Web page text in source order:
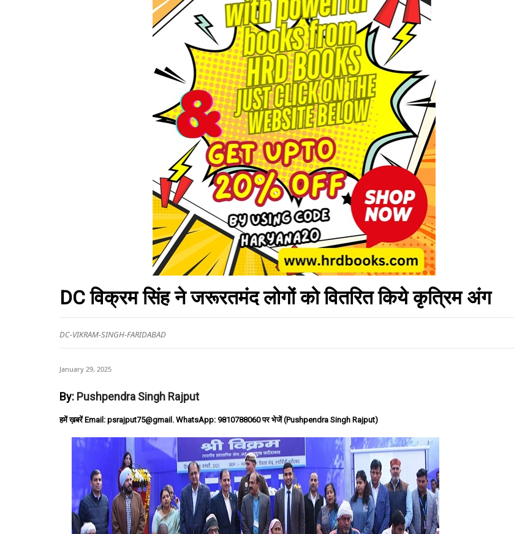
DC विक्रम सिंह ने जरूरतमंद लोगों को वितरित किये कृत्रिम अंग
DC-VIKRAM-SINGH-FARIDABAD
January 29, 2025
By: Pushpendra Singh Rajput
हमें ख़बरें Email: psrajput75@gmail. WhatsApp: 9810788060 पर भेजें (Pushpendra Singh Rajput)